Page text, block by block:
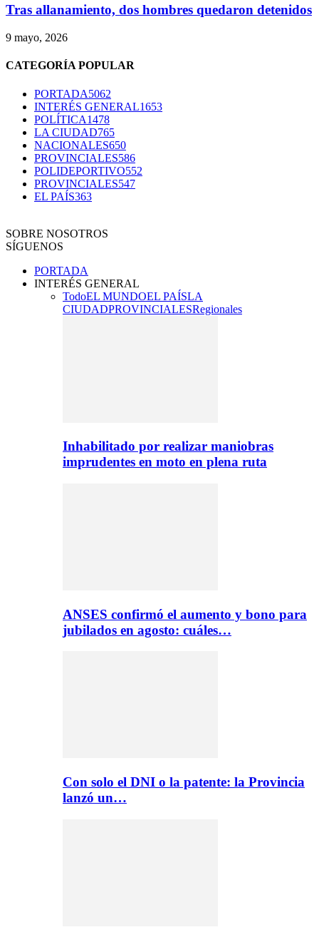
Tras allanamiento, dos hombres quedaron detenidos
9 mayo, 2026
CATEGORÍA POPULAR
PORTADA5062
INTERÉS GENERAL1653
POLÍTICA1478
LA CIUDAD765
NACIONALES650
PROVINCIALES586
POLIDEPORTIVO552
PROVINCIALES547
EL PAÍS363
SOBRE NOSOTROS
SÍGUENOS
PORTADA
INTERÉS GENERAL
TodoEL MUNDOEL PAÍSLA
CIUDADPROVINCIALESRegionales
Inhabilitado por realizar maniobras
imprudentes en moto en plena ruta
ANSES confirmó el aumento y bono para
jubilados en agosto: cuáles…
Con solo el DNI o la patente: la Provincia
lanzó un…